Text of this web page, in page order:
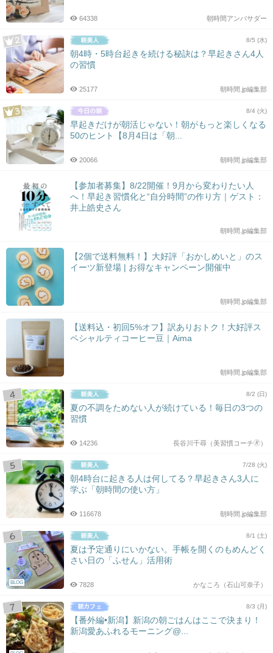
朝時間アンバサダー
64338
8/5 (水)
朝4時・5時台起きを続ける秘訣は？早起きさん4人
の習慣
朝時間.jp編集部
25177
8/4 (火)
早起きだけが朝活じゃない！朝がもっと楽しくなる
50のヒント【8月4日は「朝...
朝時間.jp編集部
20066
【参加者募集】8/22開催！9月から変わりたい人
へ！早起き習慣化と“自分時間”の作り方｜ゲスト：
井上皓史さん
朝時間.jp編集部
【2個で送料無料！】大好評「おかしめいと」のス
イーツ新登場 | お得なキャンペーン開催中
朝時間.jp編集部
【送料込・初回5%オフ】訳ありおトク！大好評ス
ペシャルティコーヒー豆｜Aima
朝時間.jp編集部
8/2 (日)
夏の不調をためない人が続けている！毎日の3つの
習慣
長谷川千尋（美習慣コーチ🄬）
14236
7/28 (火)
朝4時台に起きる人は何してる？早起きさん3人に
学ぶ「朝時間の使い方」
朝時間.jp編集部
116678
BLOG
8/1 (土)
夏は予定通りにいかない。手帳を開くのもめんどく
さい日の「ふせん」活用術
かなころ（石山可奈子）
7828
8/3 (月)
【番外編•新潟】新潟の朝ごはんはここで決まり！
新潟愛あふれるモーニング@...